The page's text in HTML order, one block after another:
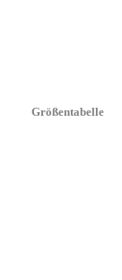
Größentabelle